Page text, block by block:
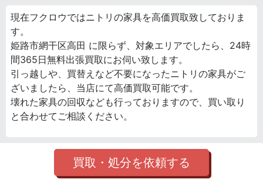
現在フクロウではニトリの家具を高価買取致しておりま
す。
姫路市網干区高田 に限らず、対象エリアでしたら、24時
間365日無料出張買取にお伺い致します。
引っ越しや、買替えなど不要になったニトリの家具がご
ざいましたら、当店にて高価買取可能です。
壊れた家具の回収なども行っておりますので、買い取り
と合わせてご相談ください。
買取・処分を依頼する